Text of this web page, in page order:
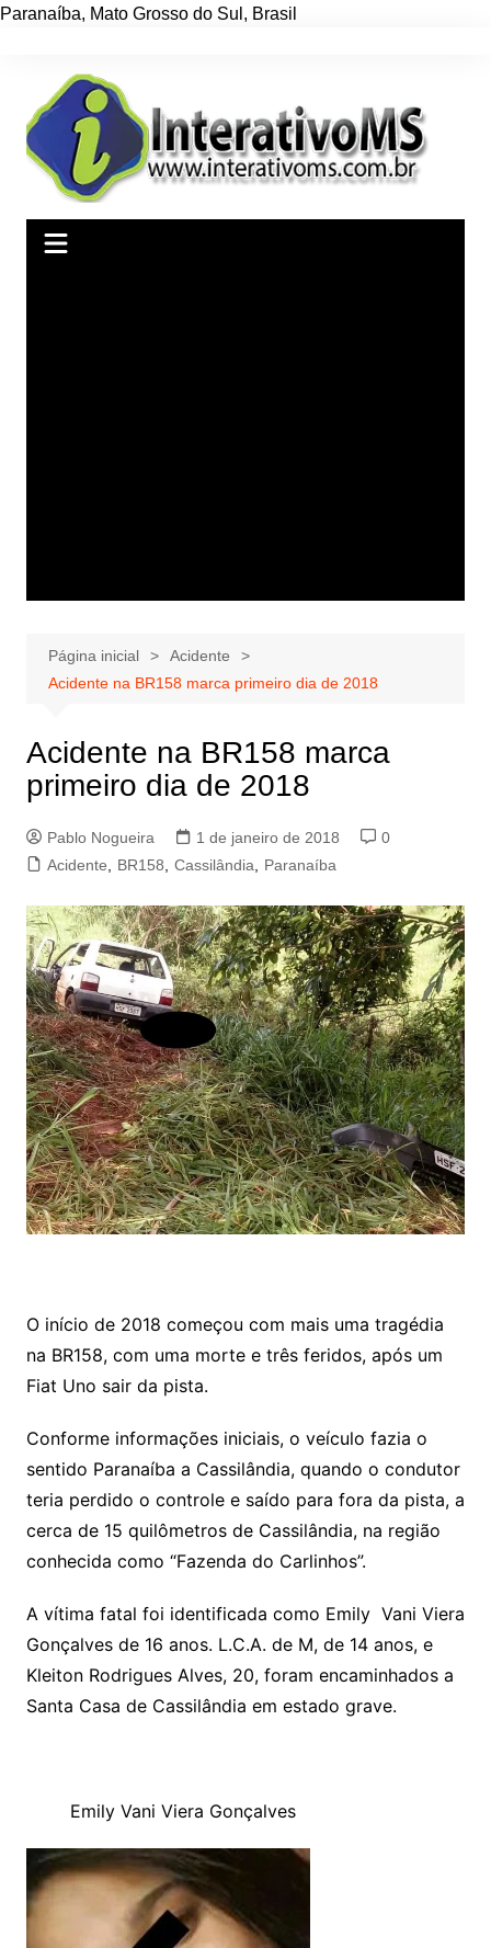
Paranaíba, Mato Grosso do Sul , Brasil
conteúdo
Página inicial
Acidente
Acidente na BR158 marca primeiro dia de 2018
Acidente na BR158 marca
primeiro dia de 2018
Pablo Nogueira 1 de janeiro de 2018
0
Acidente
BR158 Cassilândia Paranaíba
O início de 2018 começou com mais uma tragédia
na BR158, com uma morte e três feridos, após um
Fiat Uno sair da pista.
Conforme informações iniciais, o veículo fazia o
sentido Paranaíba a Cassilândia, quando o condutor
teria perdido o controle e saído para fora da pista, a
cerca de 15 quilômetros de Cassilândia, na região
conhecida como “Fazenda do Carlinhos”.
A vítima fatal foi identificada como Emily Vani Viera
Gonçalves de 16 anos. L.C.A. de M, de 14 anos, e
Kleiton Rodrigues Alves, 20, foram encaminhados a
Santa Casa de Cassilândia em estado grave.
Emily Vani Viera Gonçalves